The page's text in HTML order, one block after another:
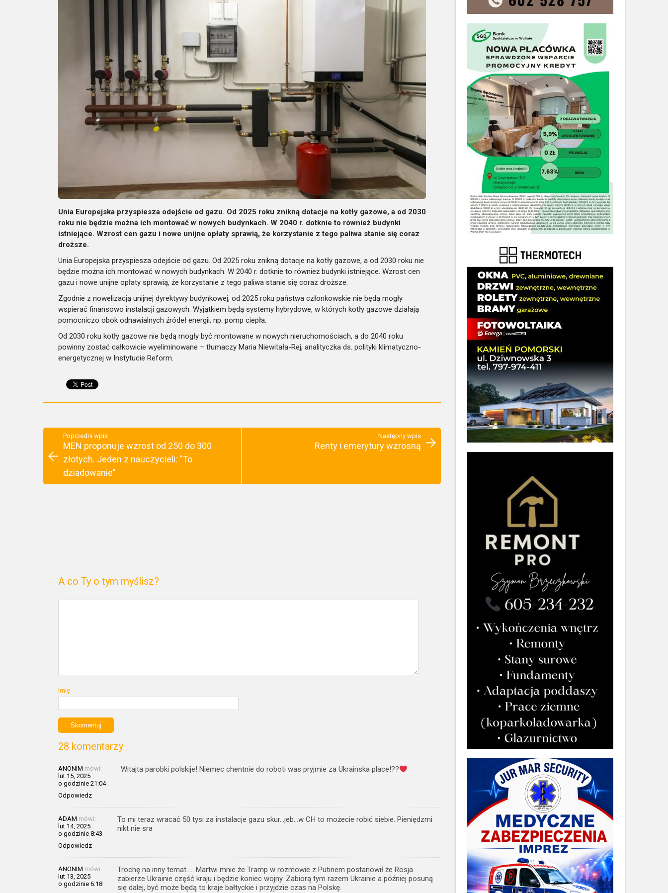
Unia Europejska przyspiesza odejście od gazu. Od 2025 roku znikną dotacje na kotły gazowe, a od 2030
roku nie będzie można ich montować w nowych budynkach. W 2040 r. dotknie to również budynki
istniejące. Wzrost cen gazu i nowe unijne opłaty sprawią, że korzystanie z tego paliwa stanie się coraz
droższe.
Unia Europejska przyspiesza odejście od gazu. Od 2025 roku znikną dotacje na kotły gazowe, a od 2030 roku nie
będzie można ich montować w nowych budynkach. W 2040 r. dotknie to również budynki istniejące. Wzrost cen
gazu i nowe unijne opłaty sprawią, że korzystanie z tego paliwa stanie się coraz droższe.
Zgodnie z nowelizacją unijnej dyrektywy budynkowej, od 2025 roku państwa członkowskie nie będą mogły
wspierać finansowo instalacji gazowych. Wyjątkiem będą systemy hybrydowe, w których kotły gazowe działają
pomocniczo obok odnawialnych źródeł energii, np. pomp ciepła.
Od 2030 roku kotły gazowe nie będą mogły być montowane w nowych nieruchomościach, a do 2040 roku
powinny zostać całkowicie wyeliminowane – tłumaczy Maria Niewitała-Rej, analityczka ds. polityki klimatyczno-
energetycznej w Instytucie Reform.
Poprzedni wpis
MEN proponuje wzrost od 250 do 300
złotych. Jeden z nauczycieli: "To
dziadowanie"
Następny wpis
Renty i emerytury wzrosną
A co Ty o tym myślisz?
Imię
28 komentarzy
ANONIM mówi:
lut 15, 2025
o godzinie 21:04
Odpowiedz
Witajta parobki polskije! Niemec chentnie do roboti was pryjmie za Ukrainska place!??
ADAM mówi:
lut 14, 2025
o godzinie 8:43
Odpowiedz
To mi teraz wracać 50 tysi za instalacje gazu skur…jeb…w CH to możecie robić siebie. Pieniędzmi
nikt nie sra
ANONIM mówi:
lut 13, 2025
o godzinie 6:18
Trochę na inny temat….. Martwi mnie że Tramp w rozmowie z Putinem postanowił że Rosja
zabierze Ukrainie część kraju i będzie koniec wojny. Zabiorą tym razem Ukrainie a później posuną
się dalej, być może będą to kraje bałtyckie i przyjdzie czas na Polskę.